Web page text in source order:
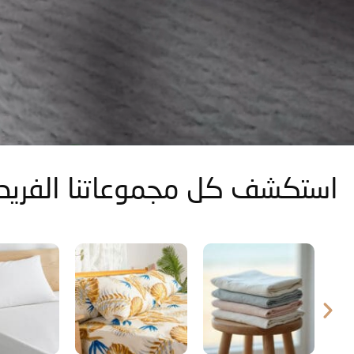
استكشف كل مجموعاتنا